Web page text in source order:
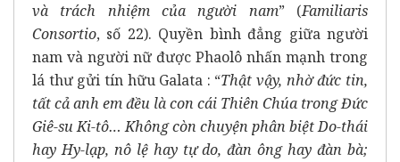
và trách nhiệm của người nam” (Familiaris
Consortio, số 22). Quyền bình đẳng giữa người
nam và người nữ được Phaolô nhấn mạnh trong
lá thư gửi tín hữu Galata : “Thật vậy, nhờ đức tin,
tất cả anh em đều là con cái Thiên Chúa trong Đức
Giê-su Ki-tô… Không còn chuyện phân biệt Do-thái
hay Hy-lạp, nô lệ hay tự do, đàn ông hay đàn bà;